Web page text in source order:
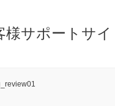
様サポートサ